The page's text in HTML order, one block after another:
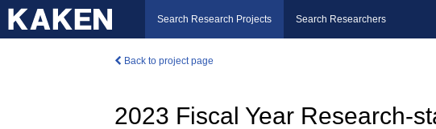
Search Research Projects Search Researchers
Back to project page
2023 Fiscal Year Research-